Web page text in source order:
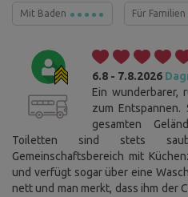
Mit Baden Für Familien
6.8 - 7.8.2026
Ein wunderbarer,
zum Entspannen.
gesamten
Toiletten sind stets
Gemeinschaftsbereich mit
und verfügt sogar über eine
nett und man merkt, dass ihm der